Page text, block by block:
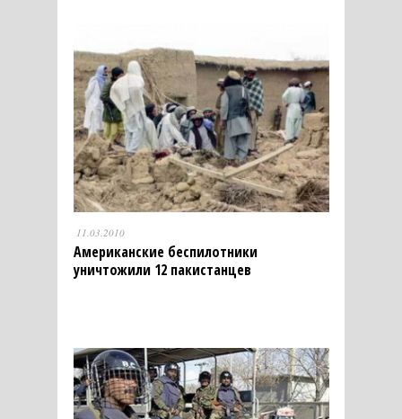
11.03.2010
Американские беспилотники
уничтожили 12 пакистанцев